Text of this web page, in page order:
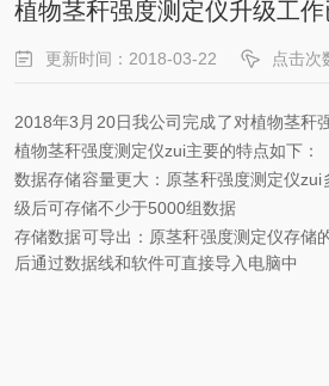
植物茎秆强度测定仪升级工
更新时间：2018-03-22 点击次
2018年3 月 20日我公司完成了对植物茎秆
植物茎秆强度测定仪zui主要的特点如下：
数据存储容量更大：原茎秆强度测定仪zui
级后可存储不少于5000组数据
存储数据可导出：原茎秆强度测定仪存储
后通过数据线和软件可直接导入电脑中